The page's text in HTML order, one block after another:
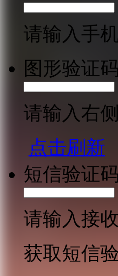
请输入手
图形验证码
请输入右
点击刷新
短信验证码
请输入接
获取短信